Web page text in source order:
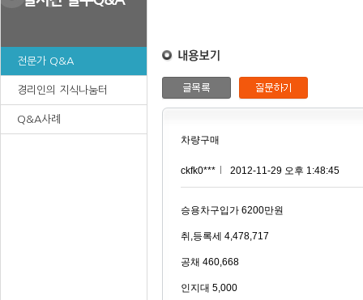
전문가 Q&A
경리인의 지식나눔터
Q&A사례
차량구매
ckfk0*** 2012-11-29 오후 1:48:45
승용차구입가 6200만원
취,등록세 4,478,717
공채 460,668
인지대 5,000